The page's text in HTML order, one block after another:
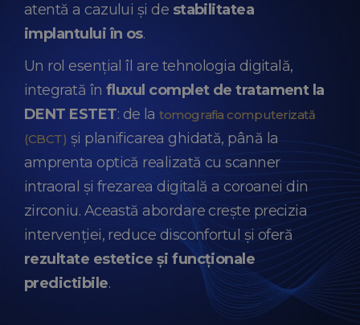
atentă a cazului și de stabilitatea
implantului în os.
Un rol esențial îl are tehnologia digitală,
integrată în fluxul complet de tratament la
DENT ESTET: de latomografia computerizată
(CBCT) și planificarea ghidată, până la
amprenta optică realizată cu scanner
intraoral și frezarea digitală a coroanei din
zirconiu. Această abordare crește precizia
intervenției, reduce disconfortul și oferă
rezultate estetice și funcționale
predictibile.